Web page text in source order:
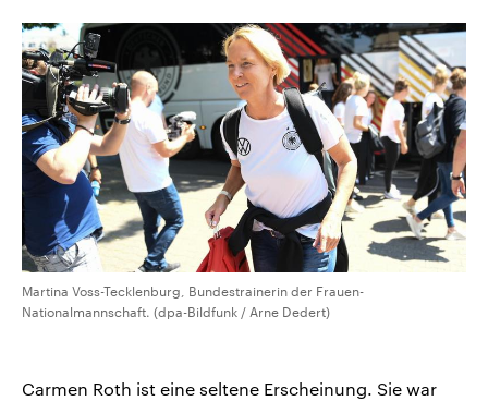
Martina Voss-Tecklenburg, Bundestrainerin der Frauen-
Nationalmannschaft. (dpa-Bildfunk / Arne Dedert)
Carmen Roth ist eine seltene Erscheinung. Sie war